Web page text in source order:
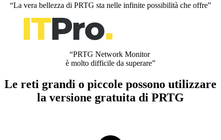
“La vera bellezza di PRTG sta nelle infinite possibilità che offre”
“PRTG Network Monitor
è molto difficile da superare”
Le reti grandi o piccole possono utilizzare
la versione gratuita di PRTG